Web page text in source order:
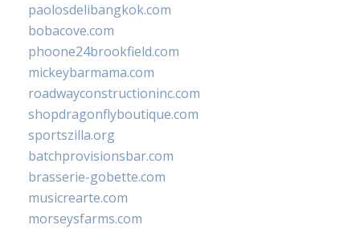
paolosdelibangkok.com
bobacove.com
phoone24brookfield.com
mickeybarmama.com
roadwayconstructioninc.com
shopdragonflyboutique.com
sportszilla.org
batchprovisionsbar.com
brasserie-gobette.com
musicrearte.com
morseysfarms.com